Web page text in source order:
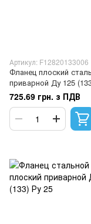
Артикул: F12820133006
Фланец плоский
приварной Ду 125
725.69 грн. з ПДВ